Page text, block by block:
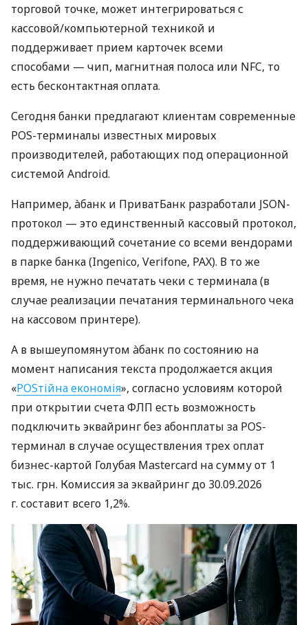
торговой точке, может интегрироваться с
кассовой/компьютерной техникой и
поддерживает прием карточек всеми
способами — чип, магнитная полоса или NFC, то
есть бесконтактная оплата.
Сегодня банки предлагают клиентам современные
POS-терминалы известных мировых
производителей, работающих под операционной
системой Android.
Например, àбанк и ПриватБанк разработали JSON-
протокол — это единственный кассовый протокол,
поддерживающий сочетание со всеми вендорами
в парке банка (Ingenico, Verifone, PAX). В то же
время, не нужно печатать чеки с терминала (в
случае реализации печатания терминального чека
на кассовом принтере).
А в вышеупомянутом àбанк по состоянию на
момент написания текста продолжается акция
«POSтійна економія», согласно условиям которой
при открытии счета ФЛП есть возможность
подключить эквайринг без абонплаты за POS-
терминал в случае осуществления трех оплат
бизнес-картой Голубая Mastercard на сумму от 1
тыс. грн. Комиссия за эквайринг до 30.09.2026
г. составит всего 1,2%.